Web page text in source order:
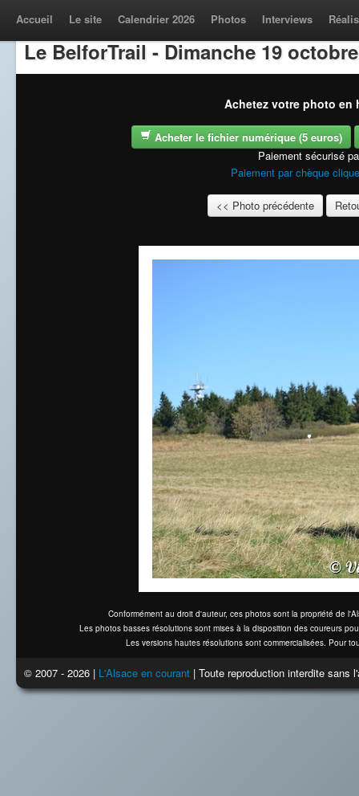
Accueil Le site Calendrier 2026 Photos Interviews
Le BelforTrail - Dimanche 19
Achetez votre photo en
Acheter le fichier numérique (5 euros)
Paiement sécurisé
Paiement par chèque
<< Photo précédente
Conformément au droit d'auteur, ces photos sont la propriété de
Les photos basses résolutions sont mises à la disposition des coureurs
Les versions hautes résolutions sont commercialisées. Pour
© 2007 - 2026 | L'Alsace en courant | Toute reproduction interdite sans